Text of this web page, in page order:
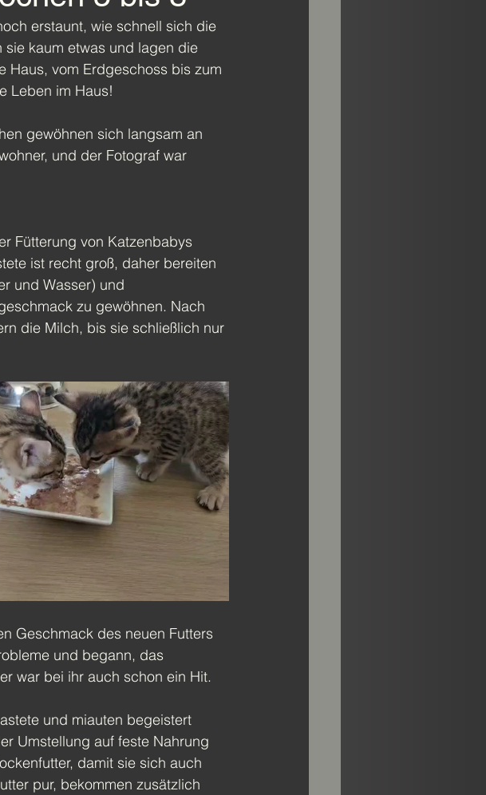
erstaunt, wie schnell sich die
kaum etwas und lagen die
Haus, vom Erdgeschoss bis zum
Leben im Haus!
gewöhnen sich langsam an
und der Fotograf war
Fütterung von Katzenbabys
ist recht groß, daher bereiten
und Wasser) und
zu gewöhnen. Nach
die Milch, bis sie schließlich nur
Geschmack des neuen Futters
und begann, das
war bei ihr auch schon ein Hit.
und miauten begeistert
Umstellung auf feste Nahrung
damit sie sich auch
pur, bekommen zusätzlich